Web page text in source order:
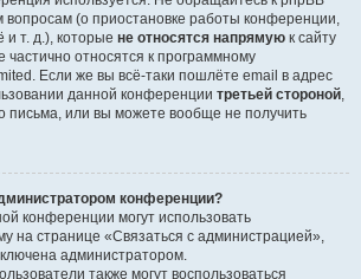
вопросам (о приостановке работы конференции,
и т. д.), которые не относятся напрямую к сайту
частично относятся к программному
Если же вы всё-таки пошлёте email в адрес
данной конференции третьей стороной,
письма, или вы можете вообще не получить
конференции?
конференции могут использовать
на странице «Связаться с администрацией»,
администратором.
также могут воспользоваться